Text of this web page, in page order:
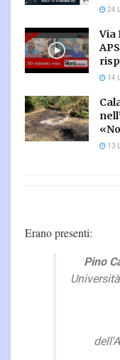
24
Via
14
13
Erano presenti:
Pino